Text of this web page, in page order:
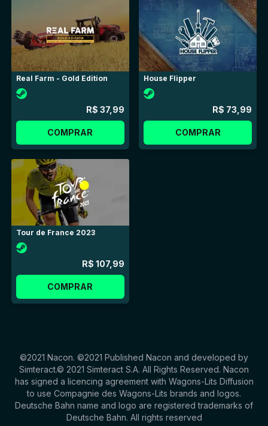
Real Farm - Gold Edition
R$ 37,99
COMPRAR
House Flipper
R$ 73,99
COMPRAR
Tour de France 2023
R$ 107,99
COMPRAR
©2021 Nacon. ©2021 Published Nacon and developed by
Simteract.© 2021 Simteract S.A. All Rights Reserved. Nacon
has signed a licencing agreement with Wagons-Lits Diffusion
to use Compagnie des Wagons-Lits brands and logos.
Deutsche Bahn name and logo are registered trademarks of
Deutsche Bahn. All rights reserved